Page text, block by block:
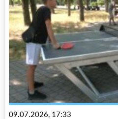
09.07.2026, 17:33